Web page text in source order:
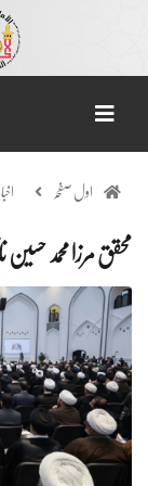
اول صفحہ
محقق مرزا محمد